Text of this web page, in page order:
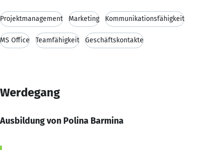
Projektmanagement Marketing Kommunikationsfähigkeit
MS Office Teamfähigkeit Geschäftskontakte
Werdegang
Ausbildung von Polina Barmina